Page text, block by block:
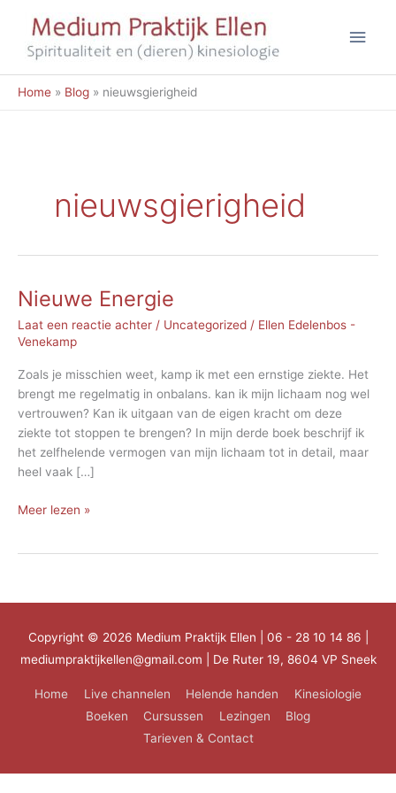
Home Blog nieuwsgierigheid
nieuwsgierigheid
Nieuwe Energie
Laat een reactie achter / Uncategorized / Ellen Edelenbos -
Venekamp
Zoals je misschien weet, kamp ik met een ernstige ziekte. Het
brengt me regelmatig in onbalans. kan ik mijn lichaam nog wel
vertrouwen? Kan ik uitgaan van de eigen kracht om deze
ziekte tot stoppen te brengen? In mijn derde boek beschrijf ik
het zelfhelende vermogen van mijn lichaam tot in detail, maar
heel vaak […]
Nieuwe
Meer lezen »
Copyright © 2026 Medium Praktijk Ellen | 06 - 28 10 14 86 |
mediumpraktijkellen@gmail.com | De Ruter 19, 8604 VP Sneek
Home Live channelen Helende handen
Kinesiologie
Boeken
Cursussen Lezingen
Blog
Tarieven & Contact